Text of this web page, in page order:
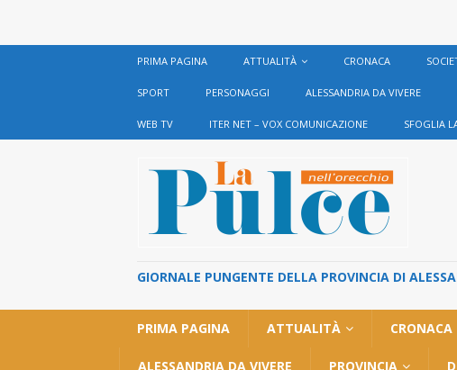
PRIMA PAGINA ATTUALITÀ CRONACA
SPORT PERSONAGGI ALESSANDRIA DA VIVERE
WEB TV ITER NET – VOX COMUNICAZIONE SFOGLIA
GIORNALE PUNGENTE DELLA PROVINCIA DI
PRIMA PAGINA ATTUALITÀ CRONACA
ALESSANDRIA DA VIVERE PROVINCIA